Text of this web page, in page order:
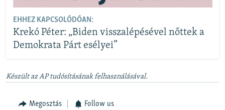
EHHEZ KAPCSOLÓDÓAN:
Krekó Péter: „Biden visszalépésével nőttek a
Demokrata Párt esélyei”
Készült az AP tudósításának felhasználásával.
Megosztás Follow us